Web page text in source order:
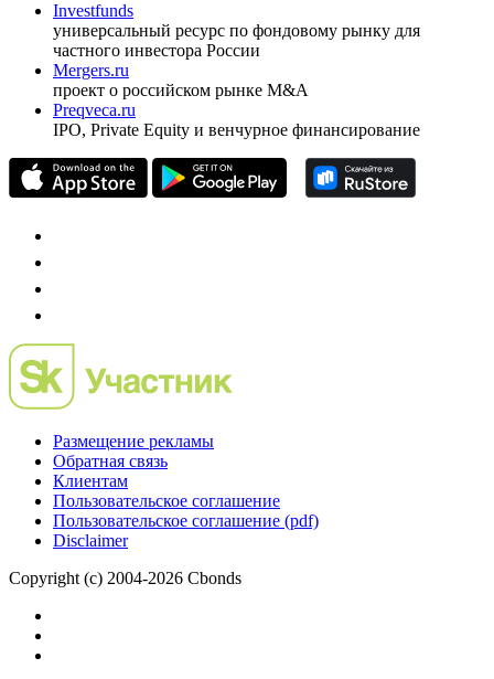
Investfunds
универсальный ресурс по фондовому рынку для
частного инвестора России
Mergers.ru
проект о российском рынке M&A
Preqveca.ru
IPO, Private Equity и венчурное финансирование
Размещение рекламы
Обратная связь
Клиентам
Пользовательское соглашение
Пользовательское соглашение (pdf)
Disclaimer
Copyright (c) 2004-2026 Cbonds